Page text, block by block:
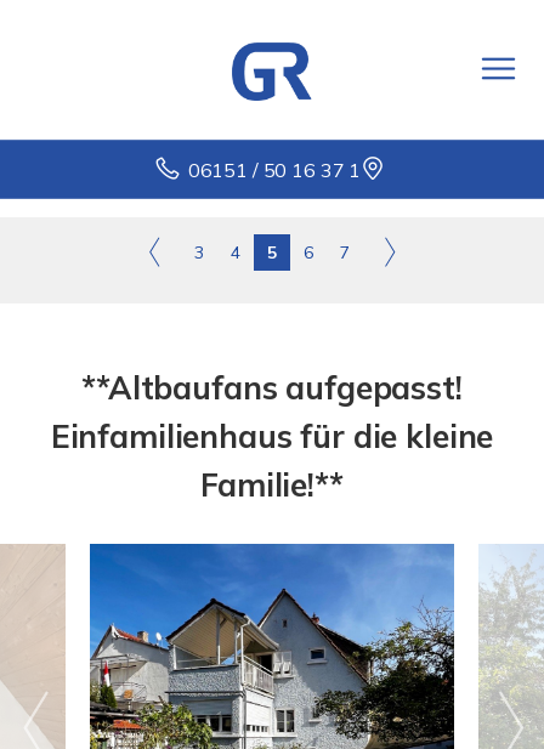
06151 / 50 16 37 1
3 4 5 6 7
**Altbaufans aufgepasst!
Einfamilienhaus für die kleine
Familie!**